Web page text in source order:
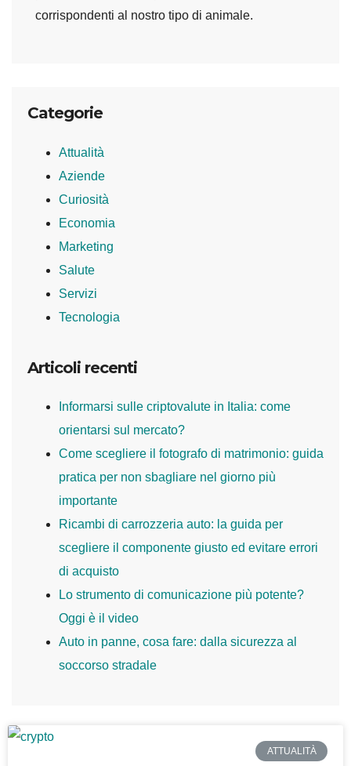
corrispondenti al nostro tipo di animale.
Categorie
Attualità
Aziende
Curiosità
Economia
Marketing
Salute
Servizi
Tecnologia
Articoli recenti
Informarsi sulle criptovalute in Italia: come
orientarsi sul mercato?
Come scegliere il fotografo di matrimonio: guida
pratica per non sbagliare nel giorno più
importante
Ricambi di carrozzeria auto: la guida per
scegliere il componente giusto ed evitare errori
di acquisto
Lo strumento di comunicazione più potente?
Oggi è il video
Auto in panne, cosa fare: dalla sicurezza al
soccorso stradale
ATTUALITÀ